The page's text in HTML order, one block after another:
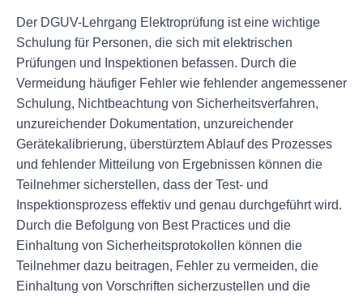
Der DGUV-Lehrgang Elektroprüfung ist eine wichtige
Schulung für Personen, die sich mit elektrischen
Prüfungen und Inspektionen befassen. Durch die
Vermeidung häufiger Fehler wie fehlender angemessener
Schulung, Nichtbeachtung von Sicherheitsverfahren,
unzureichender Dokumentation, unzureichender
Gerätekalibrierung, überstürztem Ablauf des Prozesses
und fehlender Mitteilung von Ergebnissen können die
Teilnehmer sicherstellen, dass der Test- und
Inspektionsprozess effektiv und genau durchgeführt wird.
Durch die Befolgung von Best Practices und die
Einhaltung von Sicherheitsprotokollen können die
Teilnehmer dazu beitragen, Fehler zu vermeiden, die
Einhaltung von Vorschriften sicherzustellen und die